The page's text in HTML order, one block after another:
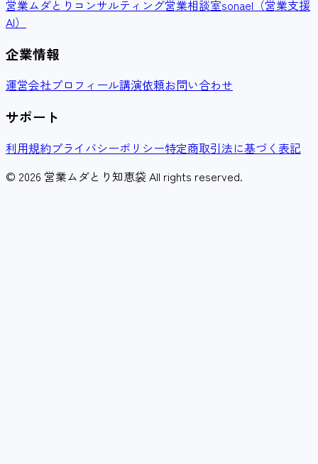
営業ムダとりコンサルティング営業相談室sonael（営業支援
AI）
企業情報
運営会社プロフィール講演依頼お問い合わせ
サポート
利用規約プライバシーポリシー特定商取引法に基づく表記
© 2026 営業ムダとり知恵袋 All rights reserved.